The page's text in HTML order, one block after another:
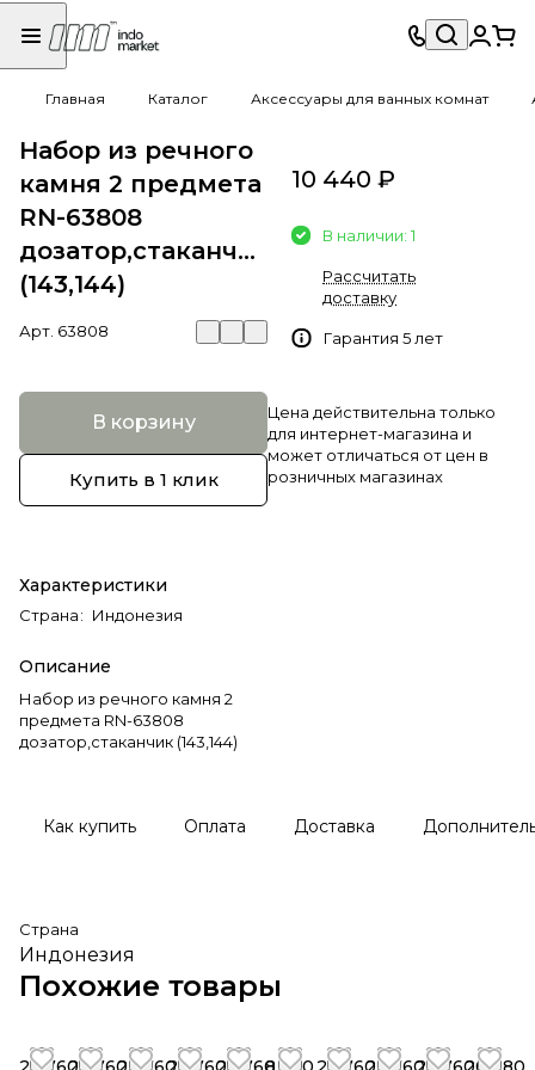
Главная Каталог Аксессуары для ванных комнат
Набор из речного
камня 2 предмета
RN-63808
дозатор,стаканчик
(143,144)
Арт. 63808
В корзину
Купить в 1 клик
Характеристики
Страна: Индонезия
Описание
Набор из речного камня 2
предмета RN-63808
дозатор,стаканчик (143,144)
10 440 ₽
В наличии: 1
Рассчитать
доставку
Гарантия 5 лет
Цена действительна только
для интернет-магазина и
может отличаться от цен в
розничных магазинах
Как купить Оплата Доставка
Страна
Индонезия
Похожие товары